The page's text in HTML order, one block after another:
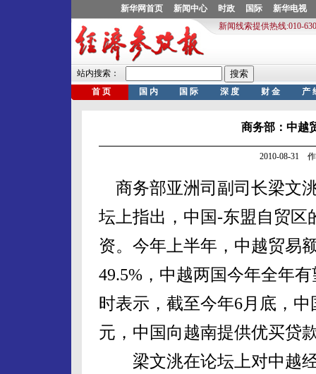
商务部：中越
2010-08-31
商务部亚洲司副司长梁文
坛上指出，中国-东盟自贸区
资。今年上半年，中越贸易
49.5%，中越两国今年全年
时表示，截至今年6月底，
元，中国向越南提供优买贷
梁文洮在论坛上对中越经